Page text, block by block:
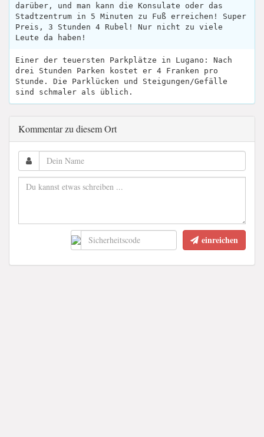
darüber, und man kann die Konsulate oder das
Stadtzentrum in 5 Minuten zu Fuß erreichen! Super
Preis, 3 Stunden 4 Rubel! Nur nicht zu viele
Leute da haben!
Einer der teuersten Parkplätze in Lugano: Nach
drei Stunden Parken kostet er 4 Franken pro
Stunde. Die Parklücken und Steigungen/Gefälle
sind schmaler als üblich.
Kommentar zu diesem Ort
einreichen